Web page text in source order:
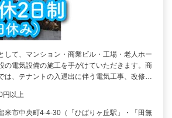
して、マンション・商業ビル・工場・老人ホー
の電気設備の施工を手がけていただきます。商
は、テナントの入退出に伴う電気工事、改修…
円以上
米市中央町4-4-30（「ひばりヶ丘駅」・「田無